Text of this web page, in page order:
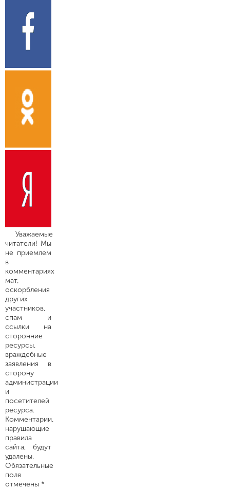
Уважаемые
читатели! Мы
не приемлем
в
комментариях
мат,
оскорбления
других
участников,
спам и
ссылки на
сторонние
ресурсы,
враждебные
заявления в
сторону
администрации
и
посетителей
ресурса.
Комментарии,
нарушающие
правила
сайта, будут
удалены.
Обязательные
поля
отмечены *